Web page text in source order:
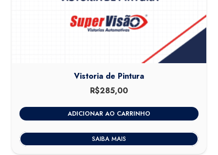
Vistoria de Pintura
R$285,00
ADICIONAR AO CARRINHO
SAIBA MAIS